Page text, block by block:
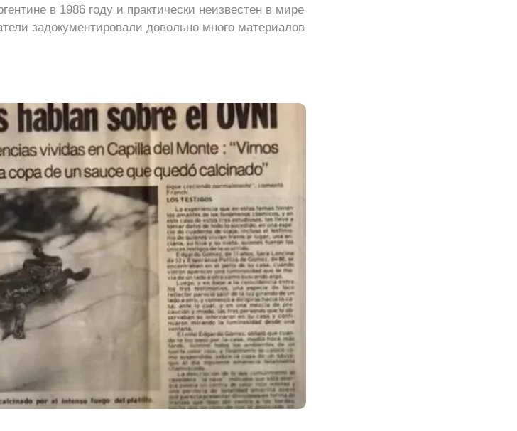
в 1986 году и практически неизвестен в мире
задокументировали довольно много материалов